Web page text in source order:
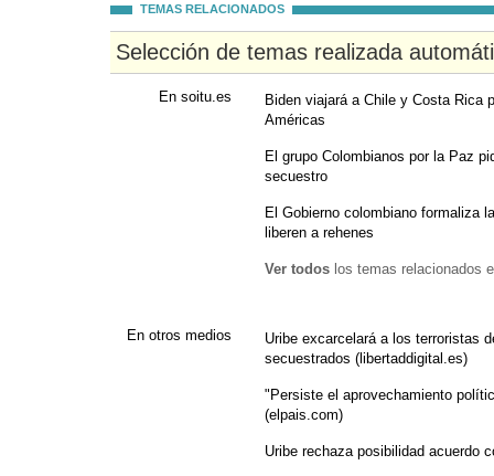
TEMAS RELACIONADOS
Selección de temas realizada
En soitu.es
Biden viajará a Chile y Costa Rica
Américas
El grupo Colombianos por la Paz
secuestro
El Gobierno colombiano formaliza
liberen a rehenes
Ver todos los temas relacionados
En otros medios
Uribe excarcelará a los terroristas
secuestrados (libertaddigital.es)
"Persiste el aprovechamiento
(elpais.com)
Uribe rechaza posibilidad acuerdo